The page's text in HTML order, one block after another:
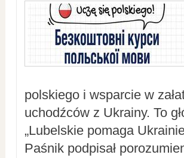
polskiego i wsparcie w
uchodźców z Ukrainy. To
„Lubelskie pomaga
Paśnik podpisał